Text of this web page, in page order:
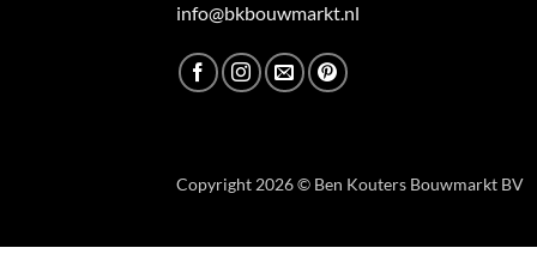
info@bkbouwmarkt.nl
Copyright 2026 © Ben Kouters Bouwmarkt BV